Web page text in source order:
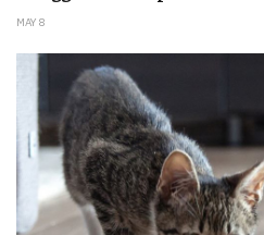
MAY 8